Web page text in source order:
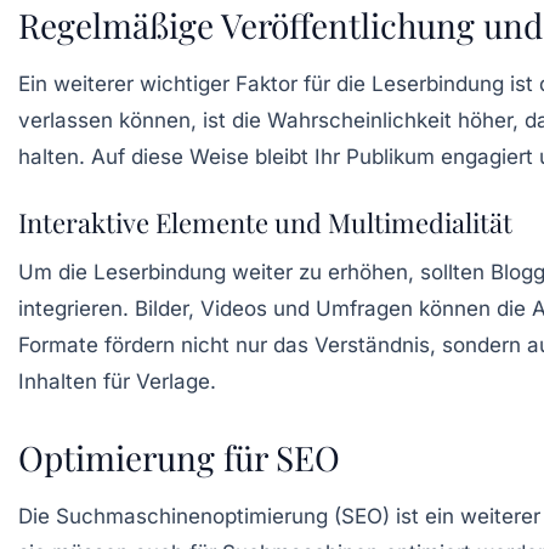
Regelmäßige Veröffentlichung
Ein weiterer wichtiger Faktor für die Leserbindung
verlassen können, ist die Wahrscheinlichkeit höher,
halten. Auf diese Weise bleibt Ihr Publikum
Interaktive Elemente und Multimedialität
Um die Leserbindung weiter zu erhöhen, sollten
integrieren. Bilder, Videos und Umfragen können
Formate fördern nicht nur das Verständnis, sondern
Inhalten für Verlage.
Optimierung für SEO
Die Suchmaschinenoptimierung (SEO) ist ein